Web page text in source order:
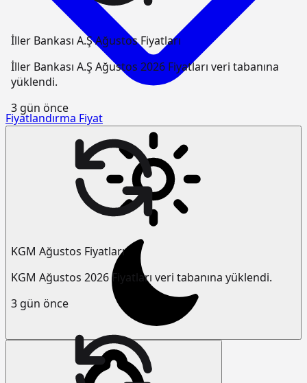
Fiyatlandırma Fiyat
İller Bankası A.Ş Ağustos Fiyatları
İller Bankası A.Ş Ağustos 2026 Fiyatları veri tabanına
yüklendi.
3 gün önce
KGM Ağustos Fiyatları
KGM Ağustos 2026 Fiyatları veri tabanına yüklendi.
3 gün önce